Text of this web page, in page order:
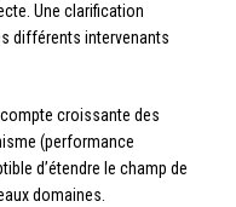
Une clarification
différents intervenants
compte croissante des
(performance
d’étendre le champ de
domaines.